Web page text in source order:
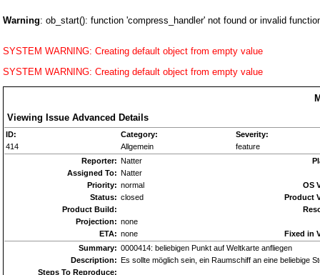
Warning: ob_start(): function 'compress_handler' not found or invalid
SYSTEM WARNING: Creating default object from empty value
SYSTEM WARNING: Creating default object from empty value
Viewing Issue Advanced Details
ID: Category:
Severity:
414
Allgemein
feature
Reporter: Natter
Assigned To: Natter
Priority: normal
OS
Status: closed
Product
Product Build:
Projection: none
ETA: none
Fixed in
Summary: 0000414: beliebigen Punkt auf Weltkarte anfliegen
Description: Es sollte möglich sein, ein Raumschiff an eine beliebige
Steps To Reproduce: